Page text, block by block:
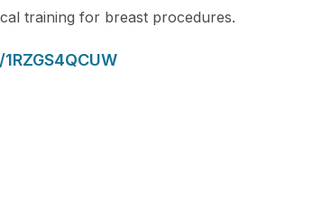
training for breast procedures.